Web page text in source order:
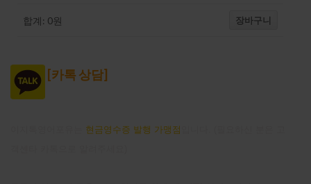
합계: 0원 장바구니
[카톡 상담]
현금영수증 발행 가맹점